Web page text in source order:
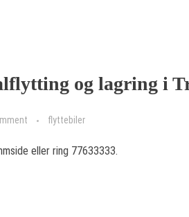
og lagring i
flyttebiler
eller ring 77633333.